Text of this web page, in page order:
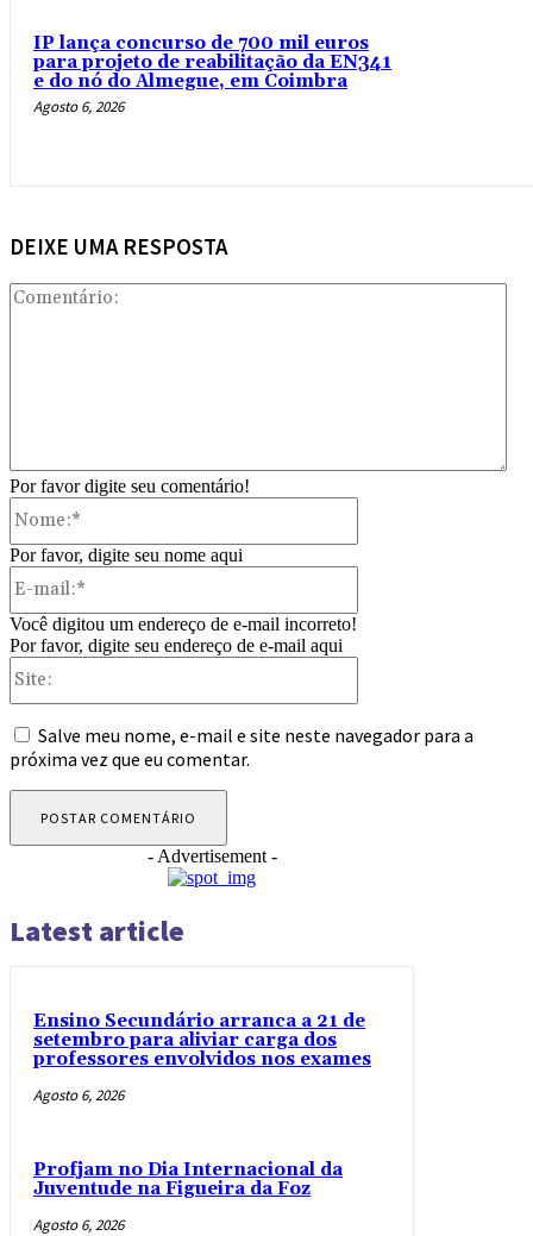
IP lança concurso de 700 mil euros
para projeto de reabilitação da EN341
e do nó do Almegue, em Coimbra
Agosto 6, 2026
DEIXE UMA RESPOSTA
Por favor digite seu comentário!
Por favor, digite seu nome aqui
Você digitou um endereço de e-mail incorreto!
Por favor, digite seu endereço de e-mail aqui
Salve meu nome, e-mail e site neste navegador para a
próxima vez que eu comentar.
- Advertisement -
Latest article
Ensino Secundário arranca a 21 de
setembro para aliviar carga dos
professores envolvidos nos exames
Agosto 6, 2026
Profjam no Dia Internacional da
Juventude na Figueira da Foz
Agosto 6, 2026